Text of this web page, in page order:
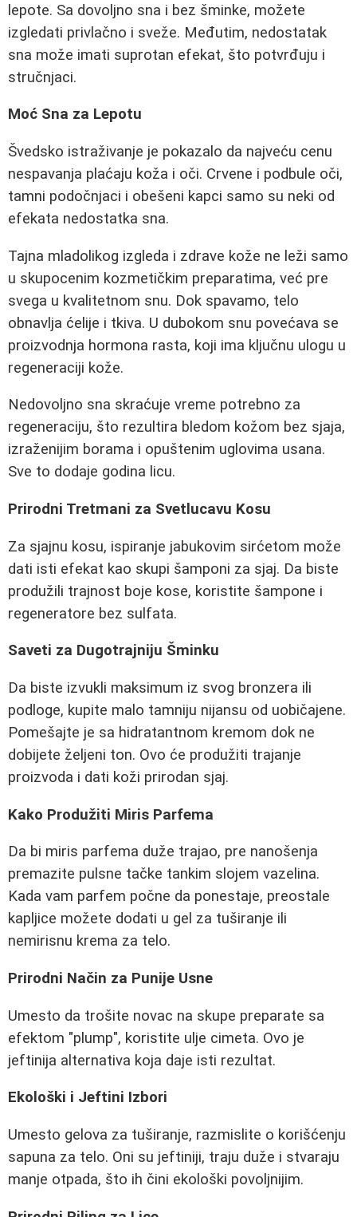
lepote. Sa dovoljno sna i bez šminke, možete
izgledati privlačno i sveže. Međutim, nedostatak
sna može imati suprotan efekat, što potvrđuju i
stručnjaci.
Moć Sna za Lepotu
Švedsko istraživanje je pokazalo da najveću cenu
nespavanja plaćaju koža i oči. Crvene i podbule oči,
tamni podočnjaci i obešeni kapci samo su neki od
efekata nedostatka sna.
Tajna mladolikog izgleda i zdrave kože ne leži samo
u skupocenim kozmetičkim preparatima, već pre
svega u kvalitetnom snu. Dok spavamo, telo
obnavlja ćelije i tkiva. U dubokom snu povećava se
proizvodnja hormona rasta, koji ima ključnu ulogu u
regeneraciji kože.
Nedovoljno sna skraćuje vreme potrebno za
regeneraciju, što rezultira bledom kožom bez sjaja,
izraženijim borama i opuštenim uglovima usana.
Sve to dodaje godina licu.
Prirodni Tretmani za Svetlucavu Kosu
Za sjajnu kosu, ispiranje jabukovim sirćetom može
dati isti efekat kao skupi šamponi za sjaj. Da biste
produžili trajnost boje kose, koristite šampone i
regeneratore bez sulfata.
Saveti za Dugotrajniju Šminku
Da biste izvukli maksimum iz svog bronzera ili
podloge, kupite malo tamniju nijansu od uobičajene.
Pomešajte je sa hidratantnom kremom dok ne
dobijete željeni ton. Ovo će produžiti trajanje
proizvoda i dati koži prirodan sjaj.
Kako Produžiti Miris Parfema
Da bi miris parfema duže trajao, pre nanošenja
premazite pulsne tačke tankim slojem vazelina.
Kada vam parfem počne da ponestaje, preostale
kapljice možete dodati u gel za tuširanje ili
nemirisnu krema za telo.
Prirodni Način za Punije Usne
Umesto da trošite novac na skupe preparate sa
efektom "plump", koristite ulje cimeta. Ovo je
jeftinija alternativa koja daje isti rezultat.
Ekološki i Jeftini Izbori
Umesto gelova za tuširanje, razmislite o korišćenju
sapuna za telo. Oni su jeftiniji, traju duže i stvaraju
manje otpada, što ih čini ekološki povoljnijim.